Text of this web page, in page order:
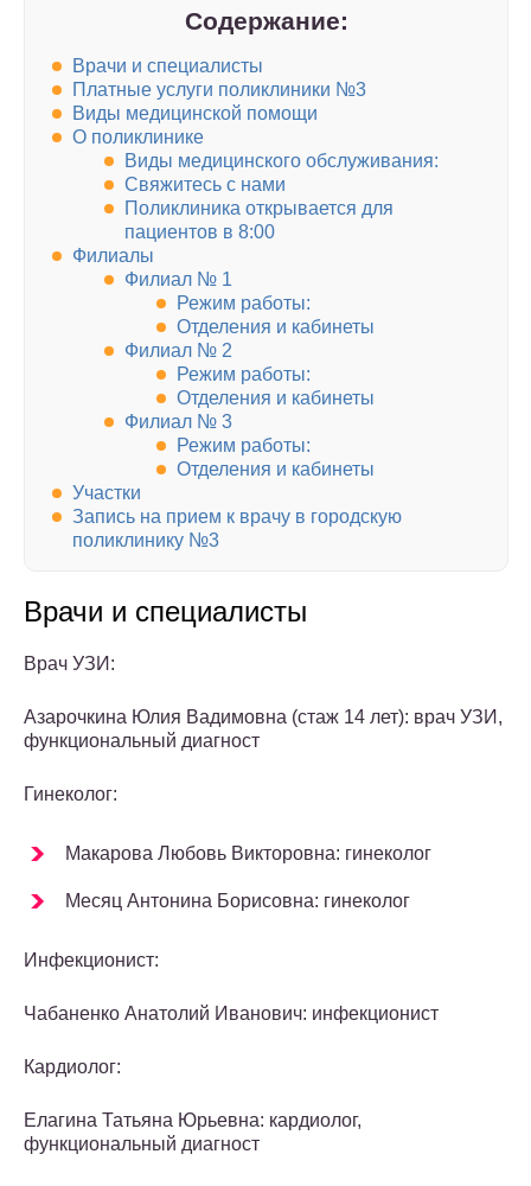
Содержание:
Врачи и специалисты
Платные услуги поликлиники №3
Виды медицинской помощи
О поликлинике
Виды медицинского обслуживания:
Свяжитесь с нами
Поликлиника открывается для
пациентов в 8:00
Филиалы
Филиал № 1
Режим работы:
Отделения и кабинеты
Филиал № 2
Режим работы:
Отделения и кабинеты
Филиал № 3
Режим работы:
Отделения и кабинеты
Участки
Запись на прием к врачу в городскую
поликлинику №3
Врачи и специалисты
Врач УЗИ:
Азарочкина Юлия Вадимовна (стаж 14 лет): врач УЗИ,
функциональный диагност
Гинеколог:
Макарова Любовь Викторовна: гинеколог
Месяц Антонина Борисовна: гинеколог
Инфекционист:
Чабаненко Анатолий Иванович: инфекционист
Кардиолог:
Елагина Татьяна Юрьевна: кардиолог,
функциональный диагност